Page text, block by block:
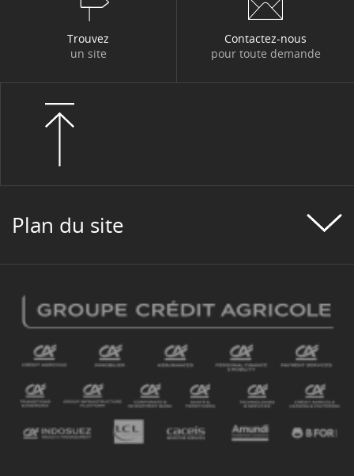
Trouvez
un site
Contactez-nous
pour toute demande
Plan du site